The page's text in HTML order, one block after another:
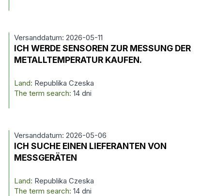
Versanddatum: 2026-05-11
ICH WERDE SENSOREN ZUR MESSUNG DER
METALLTEMPERATUR KAUFEN.
Land: Republika Czeska
The term search: 14 dni
Versanddatum: 2026-05-06
ICH SUCHE EINEN LIEFERANTEN VON
MESSGERÄTEN
Land: Republika Czeska
The term search: 14 dni